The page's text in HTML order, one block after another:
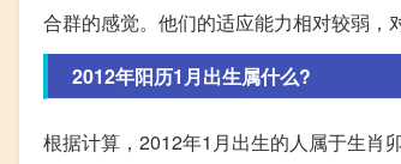
合群的感觉。他们的适应能力相对较弱，
2012年阳历1月出生属什么?
根据计算，2012年1月出生的人属于生肖